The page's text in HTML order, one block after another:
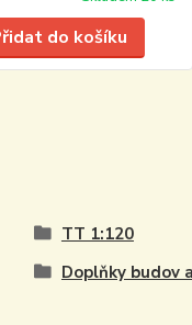
do košíku
TT 1:120
Doplňky budov